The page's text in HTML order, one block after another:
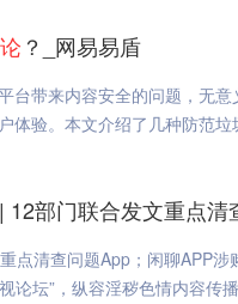
？_网易易盾
台带来内容安全的问题，无意
体验。本文介绍了几种防范垃
12部门联合发文重点
点清查问题App；闲聊APP
论坛”，纵容淫秽色情内容